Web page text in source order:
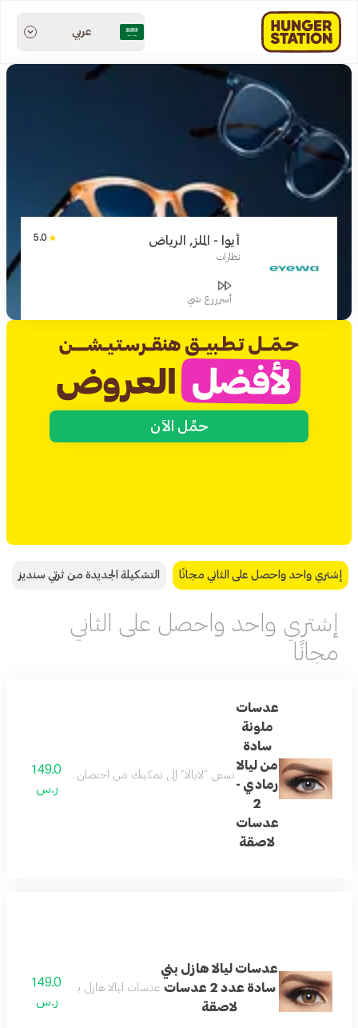
عربي
أيوا - الملز, الرياض
نظارات
5.0
أسرررع شي
حمِّل الآن
إشتري واحد واحصل على الثاني مجانًا التشكيلة الجديدة من ثرتي سنديز
إشتري واحد واحصل على الثاني
مجانًا
عدسات
ملونة
سادة
من ليالا
رمادي -
2
عدسات
لاصقة
تسعى ”لايالا“ إلى تمكينك من احتضان جمالك والتعبير عن
149.0
ر.س
عدسات ليالا هازل بني
سادة عدد 2 عدسات
لاصقة
عدسات ليالا هازل بني سادة عدد 2 عدسات لاصقة
149.0
ر.س